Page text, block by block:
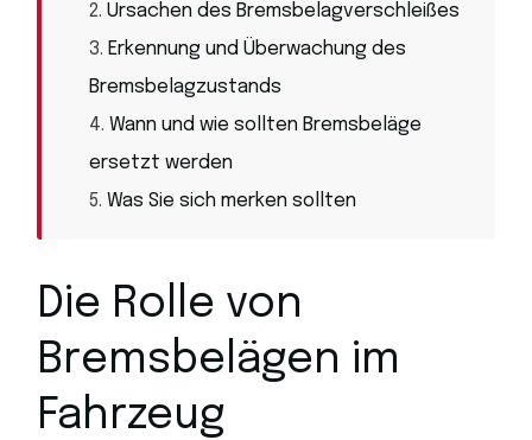
Ursachen des Bremsbelagverschleißes
Erkennung und Überwachung des
Bremsbelagzustands
Wann und wie sollten Bremsbeläge
ersetzt werden
Was Sie sich merken sollten
Die Rolle von
Bremsbelägen im
Fahrzeug